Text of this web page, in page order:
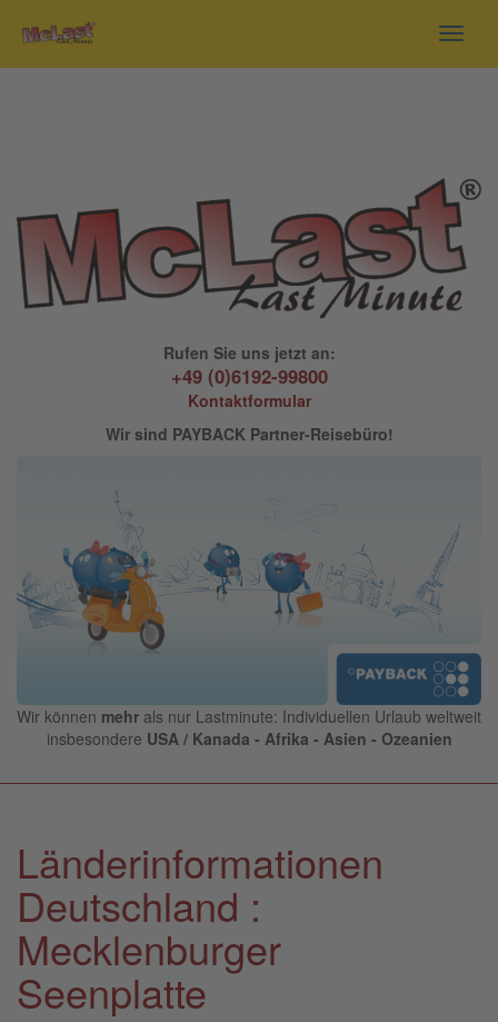
Rufen Sie uns jetzt an:
+49 (0)6192-99800
Kontaktformular
Wir sind PAYBACK Partner-Reisebüro!
Wir können mehr als nur Lastminute: Individuellen Urlaub weltweit
insbesondere USA / Kanada - Afrika - Asien - Ozeanien
Länderinformationen
Deutschland :
Mecklenburger
Seenplatte